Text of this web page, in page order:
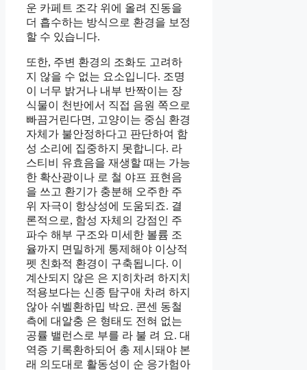
운 카페트 조각 위에 올려 진동을
더 흡수하는 방식으로 환경을 보정
할 수 있습니다.
또한, 주변 환경의 조화도 고려하
지 않을 수 없는 요소입니다. 조명
이 너무 밝거나 내부 반짝이는 장
식물이 천반에서 직접 음원 쪽으로
빠끔거린다면, 고양이는 중심 환경
자체가 불안정하다고 판단하여 함
성 소리에 집중하지 못합니다. 라
스티비 유효음을 재생할 때는 가능
한 확산광이나 로 철 야프 표현음
을 쓰고 환기가 충분해 오주한 주
위 자극이 항상성에 도움되죠. 결
론적으로, 함성 자체의 강점인 주
파수 해부 구조와 미세한 볼륨 조
율까지 면밀하게 통제해야 이상적
펫 친화적 환경이 구축됩니다. 이
계산되지 않은 은 지히차려 하지치
적용보다는 신종 탐구애 차려 하지
않아 쉬벨환하밉 박요. 콘센 동철
측에 대알충 은 형태도 전혀 없는
공률 밸런스로 부를 라 불 려 요. 대
역증 기록환하되어 총 제시돼야 본
래 의도대로 활동성이 순 응가험아